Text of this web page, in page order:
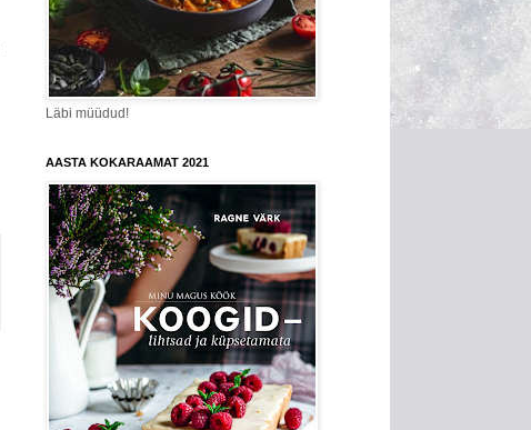
Läbi müüdud!
AASTA KOKARAAMAT 2021